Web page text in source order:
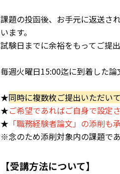
課題の投函後、お手元に返送さ
います。
試験日までに余裕をもってご提出
毎週火曜日15:00迄に到着した論
★同時に複数枚ご提出いただい
★ご希望であればご自身で設定
★ 「職務経験者論文」の添削も
※念のため添削対象内の課題で
【受講方法について】